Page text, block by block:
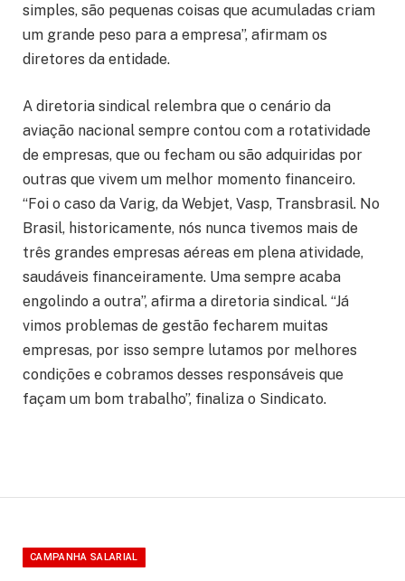
simples, são pequenas coisas que acumuladas criam
um grande peso para a empresa”, afirmam os
diretores da entidade.
A diretoria sindical relembra que o cenário da
aviação nacional sempre contou com a rotatividade
de empresas, que ou fecham ou são adquiridas por
outras que vivem um melhor momento financeiro.
“Foi o caso da Varig, da Webjet, Vasp, Transbrasil. No
Brasil, historicamente, nós nunca tivemos mais de
três grandes empresas aéreas em plena atividade,
saudáveis financeiramente. Uma sempre acaba
engolindo a outra”, afirma a diretoria sindical. “Já
vimos problemas de gestão fecharem muitas
empresas, por isso sempre lutamos por melhores
condições e cobramos desses responsáveis que
façam um bom trabalho”, finaliza o Sindicato.
CAMPANHA SALARIAL